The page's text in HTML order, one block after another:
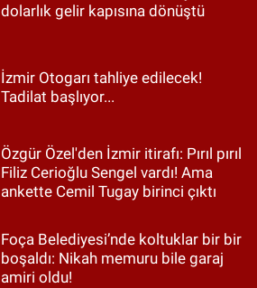
dolarlık gelir kapısına dönüştü
İzmir Otogarı tahliye edilecek!
Tadilat başlıyor...
Özgür Özel'den İzmir itirafı: Pırıl pırıl
Filiz Cerioğlu Sengel vardı! Ama
ankette Cemil Tugay birinci çıktı
Foça Belediyesi’nde koltuklar bir bir
boşaldı: Nikah memuru bile garaj
amiri oldu!